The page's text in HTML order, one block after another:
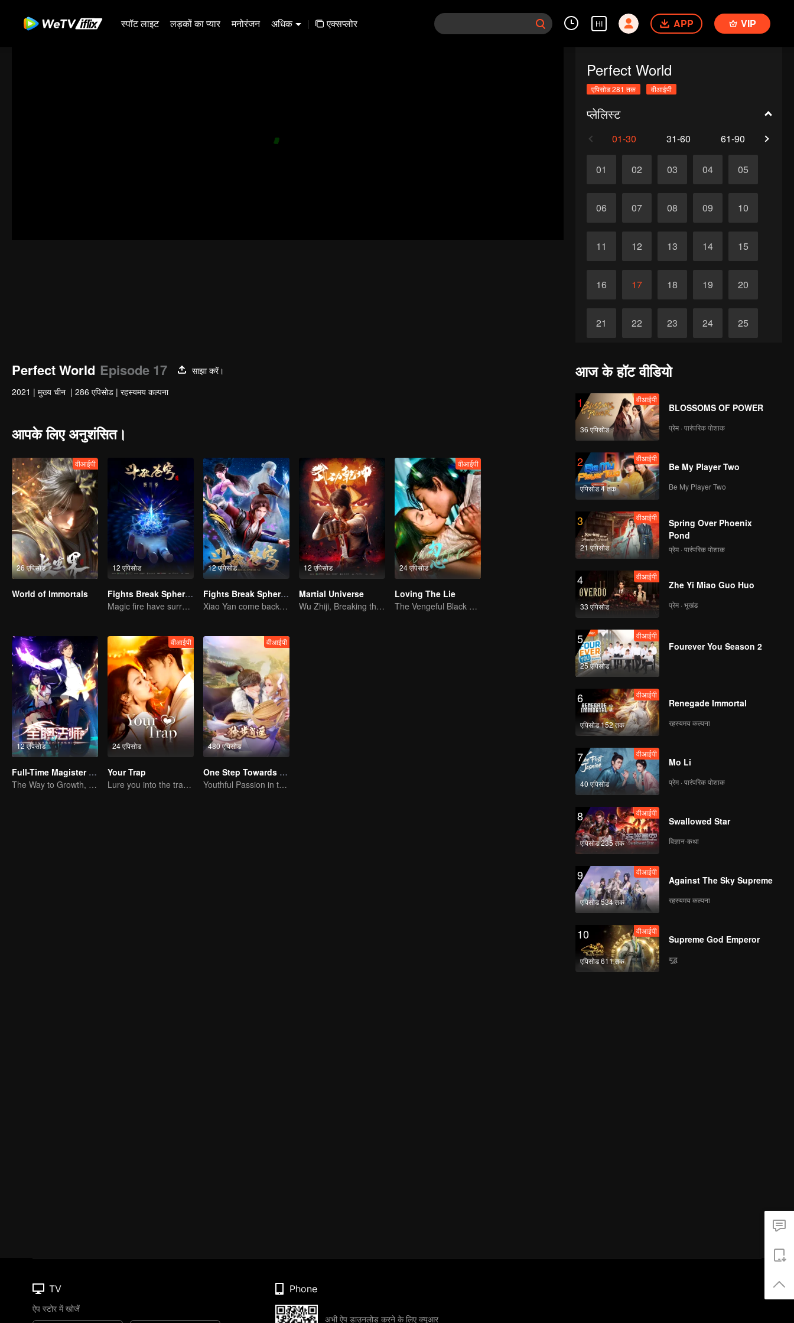
स्पॉट लाइट लड़कों का प्यार मनोरंजन अधिक | एक्सप्लोर HI APP VIP
Perfect World
एपिसोड 281 तक वीआईपी
प्लेलिस्ट
01-30 31-60 61-90
01 02 03 04 05
06 07 08 09 10
11 12 13 14 15
16 17 18 19 20
21 22 23 24 25
26 28
Perfect World Episode 17
साझा करें।
2021 | मुख्य चीन | 286 एपिसोड | रहस्यमय कल्पना
आपके लिए अनुशंसित।
26 एपिसोड
वीआईपी
World of Immortals
12 एपिसोड
Fights Break Sphere S3
Magic fire have surrendered! Xiao Yan mastered the fighting skill——Buddha anger Lotus!
12 एपिसोड
Fights Break Sphere S2
Xiao Yan come back! Everything is shifting once again ！
12 एपिसोड
Martial Universe
Wu Zhiji, Breaking the Sky, Moving the Heaven and the Earth
24 एपिसोड
वीआईपी
Loving The Lie
The Vengeful Black Lotus Falls for the Rogue Young Master
12 एपिसोड
Full-Time Magister SS1
The Way to Growth, Encouragement and Self-improvement
24 एपिसोड
वीआईपी
Your Trap
Lure you into the trap with love as bait
480 एपिसोड
वीआईपी
One Step Towards Freedom
Youthful Passion in the Worldly Struggle
आज के हॉट वीडियो
1
36 एपिसोड
वीआईपी
BLOSSOMS OF POWER
प्रेम · पारंपरिक पोशाक
2
एपिसोड 4 तक
वीआईपी
Be My Player Two
Be My Player Two
3
21 एपिसोड
वीआईपी
Spring Over Phoenix
Pond
प्रेम · पारंपरिक पोशाक
4
33 एपिसोड
वीआईपी
Zhe Yi Miao Guo Huo
प्रेम · भूखंड
5
25 एपिसोड
वीआईपी
Fourever You Season 2
6
एपिसोड 152 तक
वीआईपी
Renegade Immortal
रहस्यमय कल्पना
7
40 एपिसोड
वीआईपी
Mo Li
प्रेम · पारंपरिक पोशाक
8
एपिसोड 235 तक
वीआईपी
Swallowed Star
विज्ञान-कथा
9
एपिसोड 534 तक
वीआईपी
Against The Sky Supreme
रहस्यमय कल्पना
10
एपिसोड 611 तक
वीआईपी
Supreme God Emperor
युद्ध
TV
ऐप स्टोर में खोजें
Phone
अभी ऐप डाउनलोड करने के लिए क्यूआर